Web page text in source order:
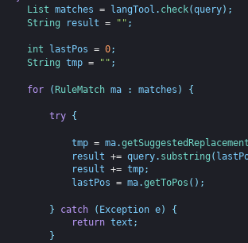
List matches = langTool . check(query) ;
String
result = "" ;
int lastPos = 0;
String tmp = "" ;
for (RuleMatch ma : matches ) {
try {
tmp = ma.
result += query. substring (
result += tmp;
lastPos = ma.getToPos ( ) ;
} catch ( Exception e)
{
return text ;
}